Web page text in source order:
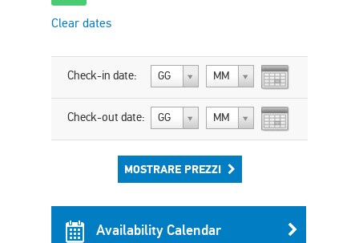
Clear dates
Check-in date: GG MM
Check-out date: GG MM
MOSTRARE PREZZI
Availability Calendar